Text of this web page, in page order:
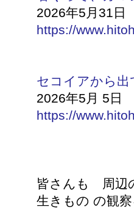
2026年5月31日
https://
セコイアから出
2026年5月 5日
https://
皆さんも 周辺
生きもの の観